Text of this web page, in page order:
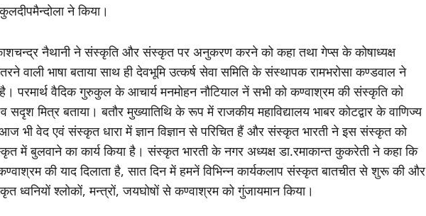
ने किया।
नैथानी ने संस्कृति और संस्कृत पर अनुकरण करने को कहा तथा गेप्स के कोषाध्यक्ष
वाली भाषा बताया साथ ही देवभूमि उत्कर्ष सेवा समिति के संस्थापक रामभरोसा कण्डवाल ने
है। परमार्थ वैदिक गुरुकुल के आचार्य मनमोहन नौटियाल नें सभी को कण्वाश्रम की संस्कृति को
सदृश मित्र बताया। बतौर मुख्यातिथि के रूप में राजकीय महाविद्यालय भाबर कोटद्वार के वाणिज्य
आज भी वेद एवं संस्कृत धारा में ज्ञान विज्ञान से परिचित हैं और संस्कृत भारती ने इस संस्कृत को
में बुलवाने का कार्य किया है। संस्कृत भारती के नगर अध्यक्ष डा.रमाकान्त कुकरेती ने कहा कि
की याद दिलाता है, सात दिन में हमनें विभिन्न कार्यकलाप संस्कृत बातचीत से शुरू की और
ध्वनियों श्लोकों, मन्त्रों, जयघोषों से कण्वाश्रम को गुंजायमान किया।